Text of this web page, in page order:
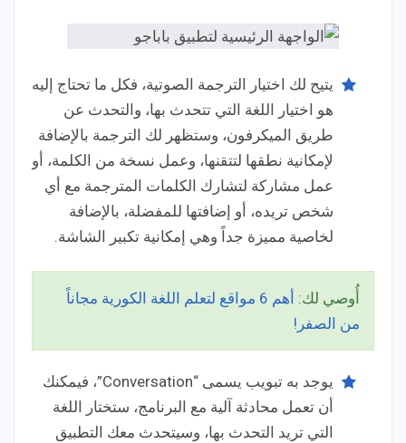
يتيح لك اختيار الترجمة الصوتية، فكل ما تحتاج إليه
هو اختيار اللغة التي تتحدث بها، والتحدث عن
طريق الميكرفون، وستظهر لك الترجمة بالإضافة
لإمكانية نطقها لتتقنها، وعمل نسخة من الكلمة، أو
عمل مشاركة لتشارك الكلمات المترجمة مع أي
شخص تريده، أو إضافتها للمفضلة، بالإضافة
لخاصية مميزة جداً وهي إمكانية تكبير الشاشة.
أُوصي لك:
أهم 6 مواقع لتعلم اللغة الكورية مجاناً
من الصفر!
يوجد به تبويب يسمى “Conversation”، فيمكنك
أن تعمل محادثة آلية مع البرنامج، ستختار اللغة
التي تريد التحدث بها، وسيتحدث معك التطبيق